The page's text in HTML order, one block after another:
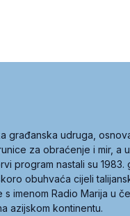
građanska udruga,
za obraćenje i mir, a
program nastali su
obuhvaća cijeli
imenom Radio Marija u
azijskom kontinentu.